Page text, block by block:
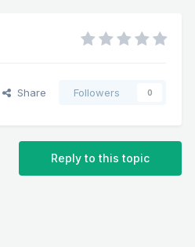
Share Followers 0
Reply to this topic